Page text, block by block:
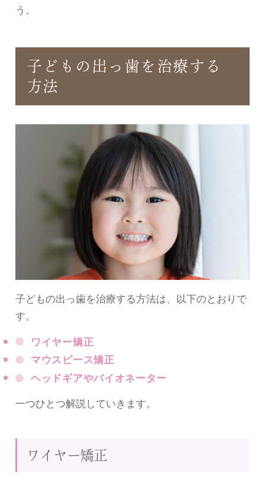
う。
子どもの出っ歯を治療する
方法
子どもの出っ歯を治療する方法は、以下のとおりで
す。
ワイヤー矯正
マウスピース矯正
ヘッドギアやバイオネーター
一つひとつ解説していきます。
ワイヤー矯正